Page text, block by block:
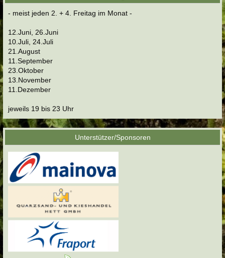
- meist jeden 2. + 4. Freitag im Monat -
12.Juni, 26.Juni
10.Juli, 24.Juli
21.August
11.September
23.Oktober
13.November
11.Dezember
jeweils 19 bis 23 Uhr
Unterstützer/Sponsoren